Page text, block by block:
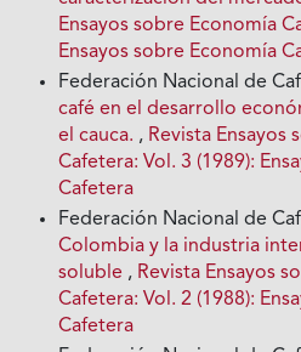
Ensayos sobre Economía
Ensayos sobre Economía
Federación Nacional de
café en el desarrollo
el cauca. , Revista Ensayos
Cafetera: Vol. 3 (1989):
Cafetera
Federación Nacional de
Colombia y la industria
soluble , Revista Ensayos
Cafetera: Vol. 2 (1988):
Cafetera